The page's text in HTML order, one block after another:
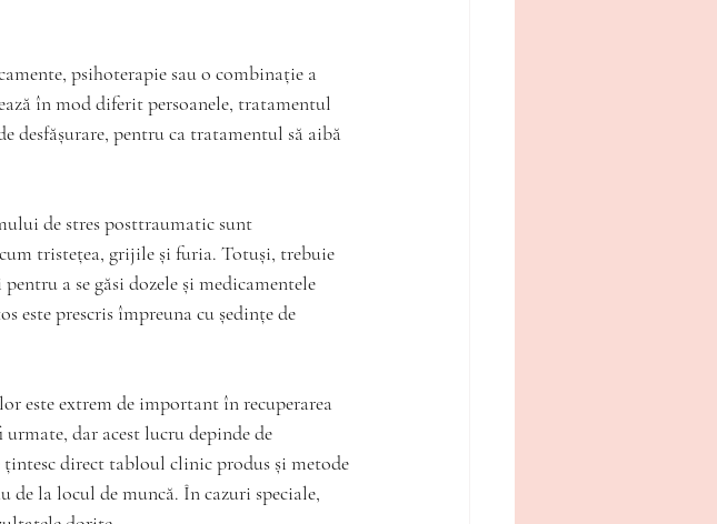
psihoterapie sau o combinație a
în mod diferit persoanele, tratamentul
desfășurare, pentru ca tratamentul să aibă
de stres posttraumatic sunt
tristețea, grijile și furia. Totuși, trebuie
a se găsi dozele și medicamentele
prescris împreuna cu ședințe de
este extrem de important în recuperarea
dar acest lucru depinde de
direct tabloul clinic produs și metode
de la locul de muncă. În cazuri speciale,